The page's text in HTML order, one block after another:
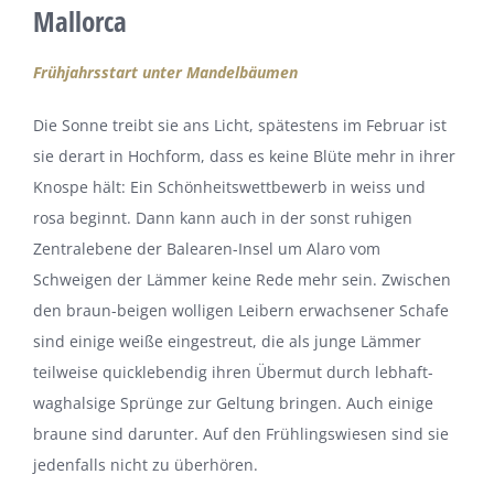
Mallorca
Frühjahrsstart unter Mandelbäumen
Die Sonne treibt sie ans Licht, spätestens im Februar ist
sie derart in Hochform, dass es keine Blüte mehr in ihrer
Knospe hält: Ein Schönheitswettbewerb in weiss und
rosa beginnt. Dann kann auch in der sonst ruhigen
Zentralebene der Balearen-Insel um Alaro vom
Schweigen der Lämmer keine Rede mehr sein. Zwischen
den braun-beigen wolligen Leibern erwachsener Schafe
sind einige weiße eingestreut, die als junge Lämmer
teilweise quicklebendig ihren Übermut durch lebhaft-
waghalsige Sprünge zur Geltung bringen. Auch einige
braune sind darunter. Auf den Frühlingswiesen sind sie
jedenfalls nicht zu überhören.